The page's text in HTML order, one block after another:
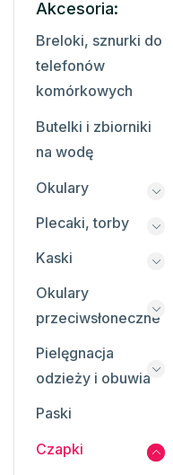
Unisex opaska
BRILLIANS-U
79.00 zł
Akcesoria:
Breloki, sznurki do
telefonów
komórkowych
Butelki i zbiorniki
na wodę
Okulary
Plecaki, torby
Kaski
Okulary
przeciwsłoneczne
Pielęgnacja
odzieży i obuwia
Paski
Czapki